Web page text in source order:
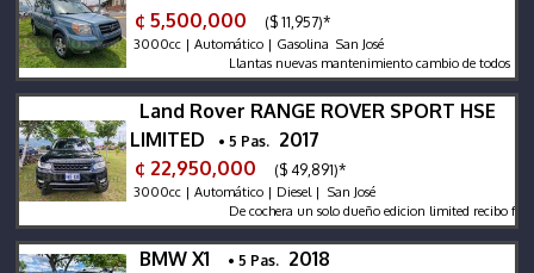
¢ 5,500,000
($ 11,957)*
3000cc | Automático | Gasolina San José
Llantas nuevas mantenimiento cambio de todos los
Land Rover RANGE ROVER SPORT HSE
LIMITED
• 5 Pas. 2017
¢ 22,950,000
($ 49,891)*
3000cc | Automático | Diesel | San José
De cochera un solo dueño edicion limited recibo finacio
BMW X1 • 5 Pas. 2018